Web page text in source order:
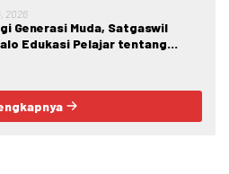
2026
Generasi Muda, Satgaswil
Edukasi Pelajar tentang